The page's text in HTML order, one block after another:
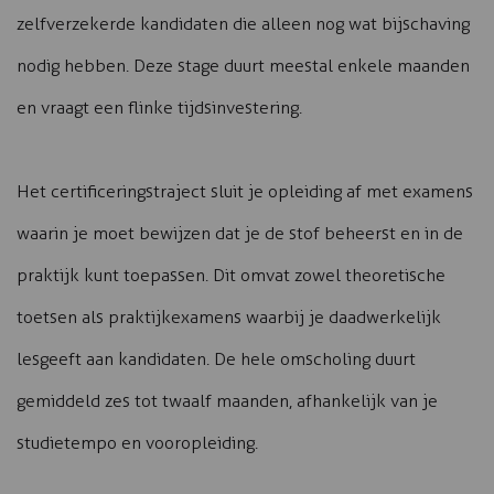
zelfverzekerde kandidaten die alleen nog wat bijschaving
nodig hebben. Deze stage duurt meestal enkele maanden
en vraagt een flinke tijdsinvestering.
Het certificeringstraject sluit je opleiding af met examens
waarin je moet bewijzen dat je de stof beheerst en in de
praktijk kunt toepassen. Dit omvat zowel theoretische
toetsen als praktijkexamens waarbij je daadwerkelijk
lesgeeft aan kandidaten. De hele omscholing duurt
gemiddeld zes tot twaalf maanden, afhankelijk van je
studietempo en vooropleiding.